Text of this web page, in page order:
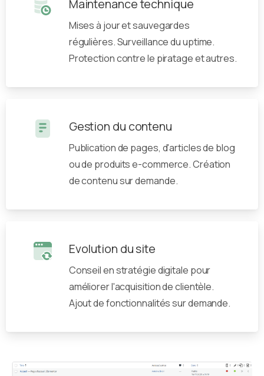
Maintenance technique
Mises à jour et sauvegardes
régulières. Surveillance du uptime.
Protection contre le piratage et autres.
Gestion du contenu
Publication de pages, d'articles de blog
ou de produits e-commerce. Création
de contenu sur demande.
Evolution du site
Conseil en stratégie digitale pour
améliorer l'acquisition de clientèle.
Ajout de fonctionnalités sur demande.